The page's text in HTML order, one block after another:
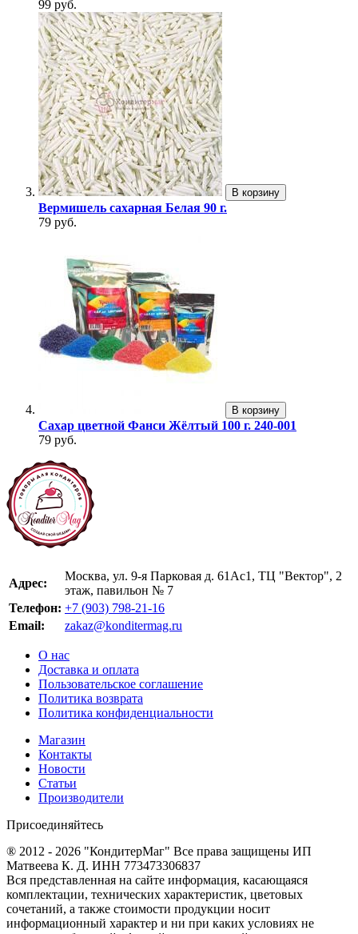
99 руб.
В корзину
Вермишель сахарная Белая 90 г.
79 руб.
В корзину
Сахар цветной Фанси Жёлтый 100 г. 240-001
79 руб.
Адрес:
Москва, ул. 9-я Парковая д. 61Ас1, ТЦ "Вектор", 2
этаж, павильон № 7
Телефон: +7 (903) 798-21-16
Email:
zakaz@konditermag.ru
О нас
Доставка и оплата
Пользовательское соглашение
Политика возврата
Политика конфиденциальности
Магазин
Контакты
Новости
Статьи
Производители
Присоединяйтесь
® 2012 - 2026 "КондитерМаг" Все права защищены ИП
Матвеева К. Д. ИНН 773473306837
Вся представленная на сайте информация, касающаяся
комплектации, технических характеристик, цветовых
сочетаний, а также стоимости продукции носит
информационный характер и ни при каких условиях не